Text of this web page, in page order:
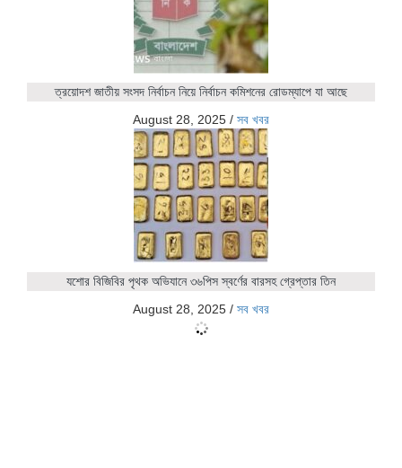
ত্রয়োদশ জাতীয় সংসদ নির্বাচন নিয়ে নির্বাচন কমিশনের রোডম্যাপে যা আছে
August 28, 2025 / সব খবর
যশোর বিজিবির পৃথক অভিযানে ৩৬পিস স্বর্ণের বারসহ গ্রেপ্তার তিন
August 28, 2025 / সব খবর